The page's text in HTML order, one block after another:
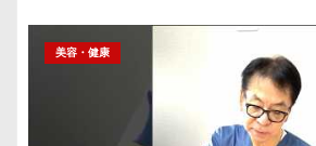
美容・健康